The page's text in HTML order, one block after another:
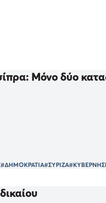
Μόνο δύο
#ΔΗΜΟΚΡΑΤΙΑ#ΣΥΡΙΖΑ